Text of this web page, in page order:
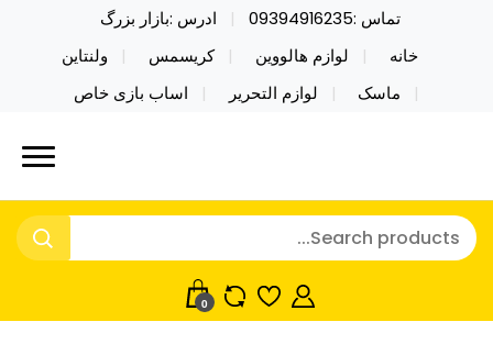
تماس :09394916235
ادرس :بازار بزرگ
خانه
لوازم هالووین کریسمس
ولنتاین
ماسک
لوازم التحریر اساب بازی خاص
نایکر توی فروش عمده لوازم هالووین
ولن تاین کادویی کریسمس اکسسوری
خرید محصولات خاص فیجت اسباب بازی تراول ماگ نایکر
توی فروش عمده لوازم هالووین ولن تاین کادویی
کریسمس اکسسوری ماسک در واردات مستقیم
0